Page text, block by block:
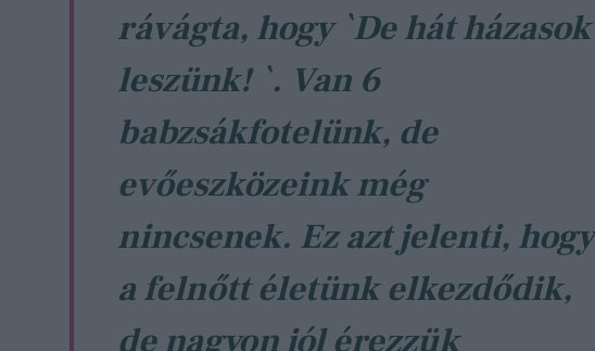
rávágta, hogy `De hát házasok
leszünk! `. Van 6
babzsákfotelünk, de
evőeszközeink még
nincsenek. Ez azt jelenti, hogy
a felnőtt életünk elkezdődik,
de nagyon jól érezzük